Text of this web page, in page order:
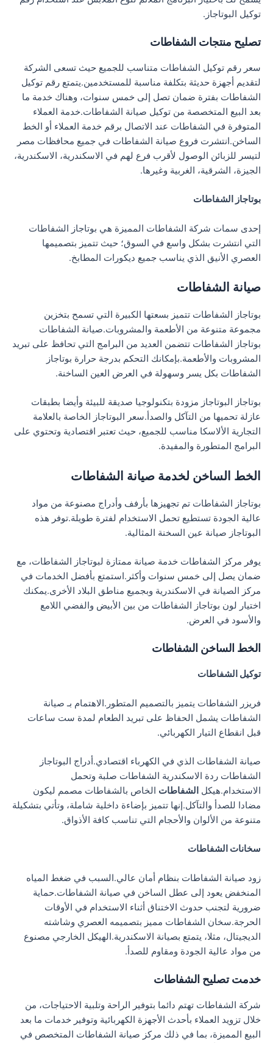
توكيل البوتاجاز.
تصليح منتجات الشفاطات
سعر رقم توكيل الشفاطات متناسب للجميع حيث تسعى الشركة
لتقديم أجهزة حديثة بتكلفة مناسبة للمستخدمين.يتمتع رقم توكيل
الشفاطات بفترة ضمان تصل إلى خمس سنوات، وهناك خدمة ما
بعد البيع المتخصصة من توكيل صيانة الشفاطات.خدمة العملاء
المتوفرة في الشفاطات عند الاتصال برقم خدمة العملاء أو الخط
الساخن.انتشرت فروع صيانة الشفاطات في جميع محافظات مصر
لتيسر للزبائن الوصول لأقرب فرع لهم في الاسكندرية، الاسكندرية،
الجيزة، الشرقية، الغربية وغيرها.
بوتاجاز الشفاطات
إحدى سمات شركة الشفاطات المميزة هي بوتاجاز الشفاطات
التي انتشرت بشكل واسع في السوق؛ حيث تتميز بتصميمها
العصري الأنيق الذي يناسب جميع ديكورات المطابخ.
صيانة الشفاطات
بوتاجاز الشفاطات تتميز بسعتها الكبيرة التي تسمح بتخزين
مجموعة متنوعة من الأطعمة والمشروبات.صيانة الشفاطات
بوتاجاز الشفاطات تتضمن العديد من البرامج التي تحافظ على تبريد
المشروبات والأطعمة.بإمكانك التحكم بدرجة حرارة بوتاجاز
الشفاطات بكل يسر وسهولة في العرض العين الساخنة.
بوتاجاز البوتاجاز مزودة بتكنولوجيا صديقة للبيئة وأيضا بطبقات
عازلة تحميها من التآكل والصدأ.سعر البوتاجاز الخاصة بالعلامة
التجارية الألاسكا مناسب للجميع، حيث تعتبر اقتصادية وتحتوي على
البرامج المتطورة والمفيدة.
الخط الساخن لخدمة صيانة الشفاطات
بوتاجاز الشفاطات تم تجهيزها بأرفف وأدراج مصنوعة من مواد
عالية الجودة تستطيع تحمل الاستخدام لفترة طويلة.توفر هذه
البوتاجاز صيانة عين السخنة المثالية.
يوفر مركز الشفاطات خدمة صيانة ممتازة لبوتاجاز الشفاطات، مع
ضمان يصل إلى خمس سنوات وأكثر.استمتع بأفضل الخدمات في
مركز الصيانة في الاسكندرية وبجميع مناطق البلاد الأخرى.يمكنك
اختيار لون بوتاجاز الشفاطات من بين الأبيض والفضي اللامع
والأسود في العرض.
الخط الساخن الشفاطات
توكيل الشفاطات
فريزر الشفاطات يتميز بالتصميم المتطور.الاهتمام بـ صيانة
الشفاطات يشمل الحفاظ على تبريد الطعام لمدة ست ساعات
قبل انقطاع التيار الكهربائي.
صيانة الشفاطات الذي في الكهرباء اقتصادي.أدراج البوتاجاز
الشفاطات ردة الاسكندرية الشفاطات صلبة وتحمل
الاستخدام.هيكل الشفاطات الخاص بالشفاطات مصمم ليكون
مضادا للصدأ والتآكل.إنها تتميز بإضاءة داخلية شاملة، وتأتي بتشكيلة
متنوعة من الألوان والأحجام التي تناسب كافة الأذواق.
سخانات الشفاطات
زود صيانة الشفاطات بنظام أمان عالي.السبب في ضغط المياه
المنخفض يعود إلى عطل الساخن في صيانة الشفاطات.حماية
ضرورية لتجنب حدوث الاختناق أثناء الاستخدام في الأوقات
الحرجة.سخان الشفاطات مميز بتصميمه العصري وشاشته
الديجيتال، مثلا، يتمتع بصيانة الاسكندرية.الهيكل الخارجي مصنوع
من مواد عالية الجودة ومقاوم للصدأ.
خدمت تصليح الشفاطات
شركة الشفاطات تهتم دائما بتوفير الراحة وتلبية الاحتياجات، من
خلال تزويد العملاء بأحدث الأجهزة الكهربائية وتوفير خدمات ما بعد
البيع المميزة، بما في ذلك مركز صيانة الشفاطات المتخصص في